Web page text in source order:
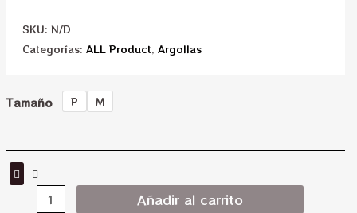
SKU: N/D
Categorías: ALL Product, Argollas
Tamaño P M
Añadir al carrito